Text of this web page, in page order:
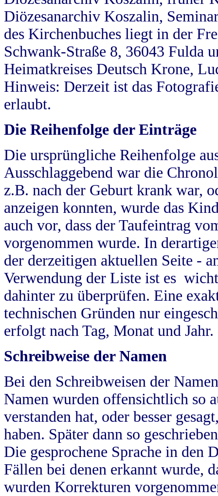
Diözesanarchiv Koszalin,
des Kirchenbuches liegt in der
Schwank-Straße 8, 36043 Fulda
Heimatkreises Deutsch Krone,
Hinweis: Derzeit ist das
erlaubt.
Die Reihenfolge der Einträge
Die ursprüngliche Reihenfolge
Ausschlaggebend war die
z.B. nach der Geburt krank war,
anzeigen konnten, wurde das
auch vor, dass der Taufeintrag
vorgenommen wurde. In
der derzeitigen aktuellen Seite -
Verwendung der Liste ist es
dahinter zu überprüfen. Eine
technischen Gründen nur
erfolgt nach Tag, Monat und Jahr.
Schreibweise der Namen
Bei den Schreibweisen der
Namen wurden offensichtlich so
verstanden hat, oder besser
haben. Später dann so
Die gesprochene Sprache in
Fällen bei denen erkannt wurde,
wurden Korrekturen